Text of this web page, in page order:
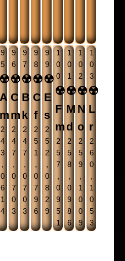
9
5
☢️
A
m
2
4
3
,
0
6
1
4
9
6
☢️
C
m
2
4
7
,
0
7
0
3
9
7
☢️
B
k
2
4
7
,
0
7
0
3
9
8
☢️
C
f
2
5
1
,
0
7
9
6
9
9
☢️
E
s
2
5
2
,
0
8
2
9
1
0
0
☢️
F
m
2
5
7
,
0
9
5
1
1
0
1
☢️
M
d
2
5
8
,
0
9
8
6
1
0
2
☢️
N
o
2
5
9
,
1
0
0
9
1
0
3
☢️
L
r
2
6
0
,
1
0
5
3